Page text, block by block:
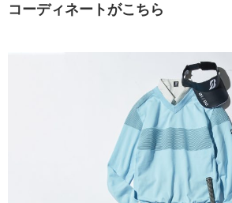
コーディネートがこちら